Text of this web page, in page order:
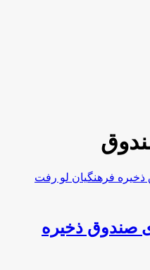
میلیاردی صندوق ذخیره